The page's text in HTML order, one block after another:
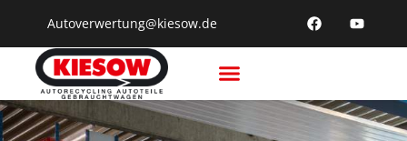
Autoverwertung@kiesow.de